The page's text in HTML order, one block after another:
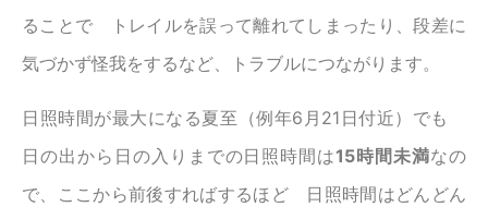
ることで トレイルを誤って離れてしまったり、段差に
気づかず怪我をするなど、トラブルにつながります。
日照時間が最大になる夏至（例年6月21日付近）でも
日の出から日の入りまでの日照時間は15時間未満なの
で、ここから前後すればするほど 日照時間はどんどん